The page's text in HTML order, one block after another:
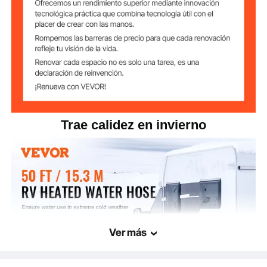
Enchufe
Enchufe de cristal con luz
indicadora de encendido
Temperatura
mínima
-45 °F/-42,7 °C
Dimensiones del
Tamaño del
14,6" x 14,6" x 6,3" / 370 x
370 x 160 mm
Trae calidez en invierno
Ver más